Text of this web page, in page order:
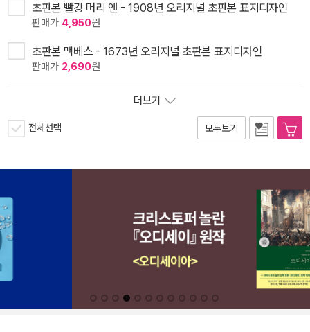
초판본 빨강 머리 앤 - 1908년 오리지널 초판본 표지디자인
판매가 4,950원
초판본 맥베스 - 1673년 오리지널 초판본 표지디자인
판매가 2,690원
더보기
전체선택 모두보기